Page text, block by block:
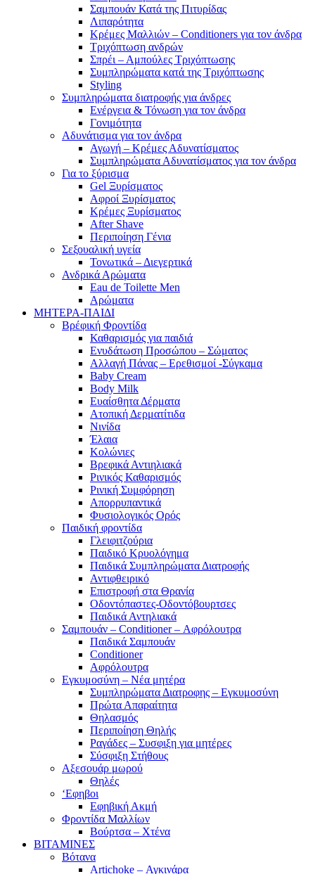
Σαμπουάν Κατά της Πιτυρίδας
Λιπαρότητα
Κρέμες Μαλλιών – Conditioners για τον άνδρα
Τριχόπτωση ανδρών
Σπρέι – Αμπούλες Τριχόπτωσης
Συμπληρώματα κατά της Τριχόπτωσης
Styling
Συμπληρώματα διατροφής για άνδρες
Ενέργεια & Τόνωση για τον άνδρα
Γονιμότητα
Αδυνάτισμα για τον άνδρα
Αγωγή – Κρέμες Αδυνατίσματος
Συμπληρώματα Αδυνατίσματος για τον άνδρα
Για το ξύρισμα
Gel Ξυρίσματος
Αφροί Ξυρίσματος
Κρέμες Ξυρίσματος
After Shave
Περιποίηση Γένια
Σεξουαλική υγεία
Τονωτικά – Διεγερτικά
Ανδρικά Αρώματα
Eau de Toilette Men
Αρώματα
ΜΗΤΕΡΑ-ΠΑΙΔΙ
Βρέφική Φροντίδα
Καθαρισμός για παιδιά
Ενυδάτωση Προσώπου – Σώματος
Αλλαγή Πάνας – Ερεθισμοί -Σύγκαμα
Baby Cream
Body Milk
Ευαίσθητα Δέρματα
Ατοπική Δερματίτιδα
Νινίδα
Έλαια
Κολώνιες
Βρεφικά Αντιηλιακά
Ρινικός Καθαρισμός
Ρινική Συμφόρηση
Απορρυπαντικά
Φυσιολογικός Ορός
Παιδική φροντίδα
Γλειφιτζούρια
Παιδικό Κρυολόγημα
Παιδικά Συμπληρώματα Διατροφής
Αντιφθειρικό
Επιστροφή στα Θρανία
Οδοντόπαστες-Οδοντόβουρτσες
Παιδικά Αντηλιακά
Σαμπουάν – Conditioner – Αφρόλουτρα
Παιδικά Σαμπουάν
Conditioner
Αφρόλουτρα
Εγκυμοσύνη – Νέα μητέρα
Συμπληρώματα Διατροφης – Εγκυμοσύνη
Πρώτα Απαραίτητα
Θηλασμός
Περιποίηση Θηλής
Ραγάδες – Συσφιξη για μητέρες
Σύσφιξη Στήθους
Αξεσουάρ μωρού
Θηλές
‘Εφηβοι
Εφηβική Ακμή
Φροντίδα Μαλλίων
Βούρτσα – Χτένα
ΒΙΤΑΜΙΝΕΣ
Βότανα
Artichoke – Αγκινάρα